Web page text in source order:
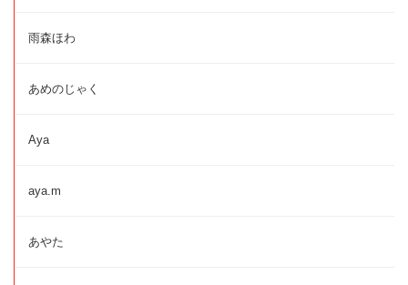
雨森ほわ
あめのじゃく
Aya
aya.m
あやた